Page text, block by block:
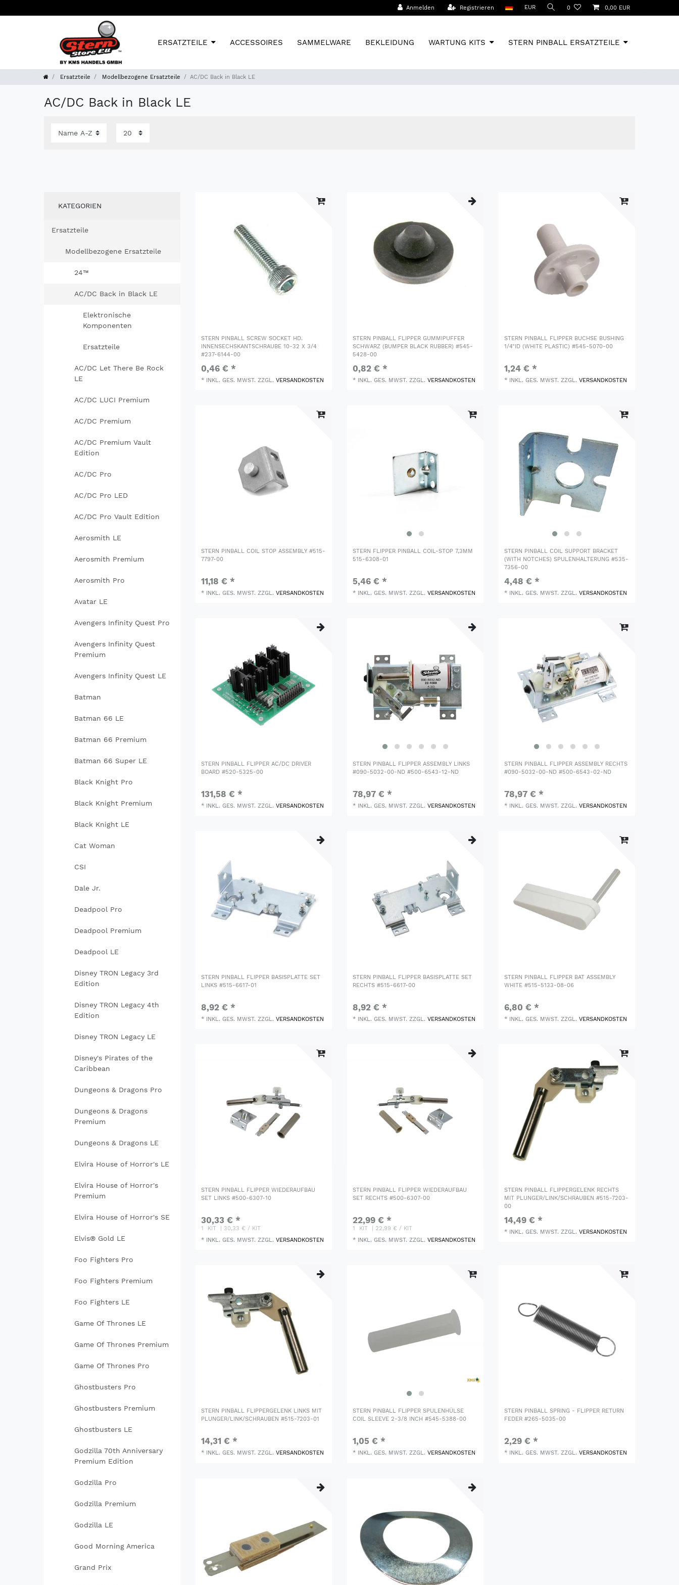
Anmelden Registrieren EUR 0 0,00 EUR
ERSATZTEILE ACCESSOIRES SAMMELWARE BEKLEIDUNG WARTUNG KITS STERN PINBALL ERSATZTEILE
Ersatzteile Modellbezogene Ersatzteile AC/DC Back in Black LE
AC/DC Back in Black LE
KATEGORIEN
Ersatzteile
Modellbezogene Ersatzteile
24™
AC/DC Back in Black LE
Elektronische
Komponenten
Ersatzteile
AC/DC Let There Be Rock
LE
AC/DC LUCI Premium
AC/DC Premium
AC/DC Premium Vault
Edition
AC/DC Pro
AC/DC Pro LED
AC/DC Pro Vault Edition
Aerosmith LE
Aerosmith Premium
Aerosmith Pro
Avatar LE
Avengers Infinity Quest Pro
Avengers Infinity Quest
Premium
Avengers Infinity Quest LE
Batman
Batman 66 LE
Batman 66 Premium
Batman 66 Super LE
Black Knight Pro
Black Knight Premium
Black Knight LE
Cat Woman
CSI
Dale Jr.
Deadpool Pro
Deadpool Premium
Deadpool LE
Disney TRON Legacy 3rd
Edition
Disney TRON Legacy 4th
Edition
Disney TRON Legacy LE
Disney's Pirates of the
Caribbean
Dungeons & Dragons Pro
Dungeons & Dragons
Premium
Dungeons & Dragons LE
Elvira House of Horror's LE
Elvira House of Horror's
Premium
Elvira House of Horror's SE
Elvis® Gold LE
Foo Fighters Pro
Foo Fighters Premium
Foo Fighters LE
Game Of Thrones LE
Game Of Thrones Premium
Game Of Thrones Pro
Ghostbusters Pro
Ghostbusters Premium
Ghostbusters LE
Godzilla 70th Anniversary
Premium Edition
Godzilla Pro
Godzilla Premium
Godzilla LE
Good Morning America
Grand Prix
STERN PINBALL SCREW SOCKET HD.
INNENSECHSKANTSCHRAUBE 10-32 X 3/4
#237-6144-00
0,46 € *
* INKL. GES. MWST. ZZGL.VERSANDKOSTEN
STERN PINBALL FLIPPER GUMMIPUFFER
SCHWARZ (BUMPER BLACK RUBBER) #545-
5428-00
0,82 € *
* INKL. GES. MWST. ZZGL.VERSANDKOSTEN
STERN PINBALL FLIPPER BUCHSE BUSHING
1/4"ID (WHITE PLASTIC) #545-5070-00
1,24 € *
* INKL. GES. MWST. ZZGL.VERSANDKOSTEN
STERN PINBALL COIL STOP ASSEMBLY #515-
7797-00
11,18 € *
* INKL. GES. MWST. ZZGL.VERSANDKOSTEN
STERN FLIPPER PINBALL COIL-STOP 7,3MM
515-6308-01
5,46 € *
* INKL. GES. MWST. ZZGL.VERSANDKOSTEN
STERN PINBALL COIL SUPPORT BRACKET
(WITH NOTCHES) SPULENHALTERUNG #535-
7356-00
4,48 € *
* INKL. GES. MWST. ZZGL.VERSANDKOSTEN
STERN PINBALL FLIPPER AC/DC DRIVER
BOARD #520-5325-00
131,58 € *
* INKL. GES. MWST. ZZGL.VERSANDKOSTEN
STERN PINBALL FLIPPER ASSEMBLY LINKS
#090-5032-00-ND #500-6543-12-ND
78,97 € *
* INKL. GES. MWST. ZZGL.VERSANDKOSTEN
STERN PINBALL FLIPPER ASSEMBLY RECHTS
#090-5032-00-ND #500-6543-02-ND
78,97 € *
* INKL. GES. MWST. ZZGL.VERSANDKOSTEN
STERN PINBALL FLIPPER BASISPLATTE SET
LINKS #515-6617-01
8,92 € *
* INKL. GES. MWST. ZZGL.VERSANDKOSTEN
STERN PINBALL FLIPPER BASISPLATTE SET
RECHTS #515-6617-00
8,92 € *
* INKL. GES. MWST. ZZGL.VERSANDKOSTEN
STERN PINBALL FLIPPER BAT ASSEMBLY
WHITE #515-5133-08-06
6,80 € *
* INKL. GES. MWST. ZZGL.VERSANDKOSTEN
STERN PINBALL FLIPPER WIEDERAUFBAU
SET LINKS #500-6307-10
30,33 € *
1 KIT
| 30,33 € / KIT
* INKL. GES. MWST. ZZGL.VERSANDKOSTEN
STERN PINBALL FLIPPER WIEDERAUFBAU
SET RECHTS #500-6307-00
22,99 € *
1 KIT
| 22,99 € / KIT
* INKL. GES. MWST. ZZGL.VERSANDKOSTEN
STERN PINBALL FLIPPERGELENK RECHTS
MIT PLUNGER/LINK/SCHRAUBEN #515-7203-
00
14,49 € *
* INKL. GES. MWST. ZZGL.VERSANDKOSTEN
STERN PINBALL FLIPPERGELENK LINKS MIT
PLUNGER/LINK/SCHRAUBEN #515-7203-01
14,31 € *
* INKL. GES. MWST. ZZGL.VERSANDKOSTEN
STERN PINBALL FLIPPER SPULENHÜLSE
COIL SLEEVE 2-3/8 INCH #545-5388-00
1,05 € *
* INKL. GES. MWST. ZZGL.VERSANDKOSTEN
STERN PINBALL SPRING - FLIPPER RETURN
FEDER #265-5035-00
2,29 € *
* INKL. GES. MWST. ZZGL.VERSANDKOSTEN